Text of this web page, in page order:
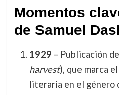
Momentos
de Samuel
1929 – Publicación de
harvest), que marca
literaria en el género